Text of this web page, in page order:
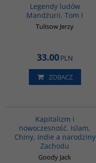
Legendy ludów
Mandżurii. Tom I
Tulisow Jerzy
33.00PLN
ZOBACZ
Kapitalizm i
nowoczesność. Islam,
Chiny, Indie a narodziny
Zachodu
Goody Jack